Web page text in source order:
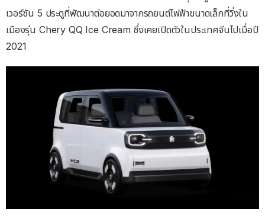
เวอร์ชัน 5 ประตูที่พัฒนาต่อยอดมาจากรถยนต์ไฟฟ้าขนาดเล็กที่วิ่งใน
เมืองรุ่น Chery QQ Ice Cream ซึ่งเคยเปิดตัวในประเทศจีนไปเมื่อปี
2021